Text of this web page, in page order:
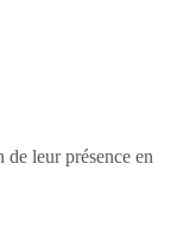
leur présence en